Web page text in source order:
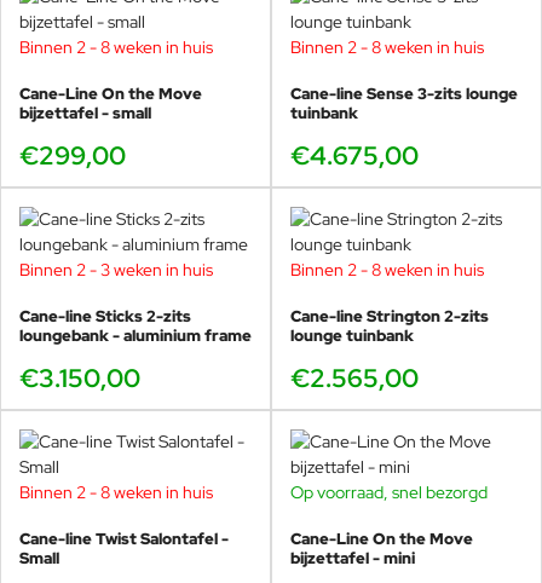
Binnen 2 - 8 weken in huis
Cane-Line On the Move
bijzettafel - small
€299,00
Binnen 2 - 8 weken in huis
Cane-line Sense 3-zits lounge
tuinbank
€4.675,00
Binnen 2 - 3 weken in huis
Cane-line Sticks 2-zits
loungebank - aluminium frame
€3.150,00
Binnen 2 - 8 weken in huis
Cane-line Strington 2-zits
lounge tuinbank
€2.565,00
Binnen 2 - 8 weken in huis
Cane-line Twist Salontafel -
Small
Op voorraad, snel bezorgd
Cane-Line On the Move
bijzettafel - mini